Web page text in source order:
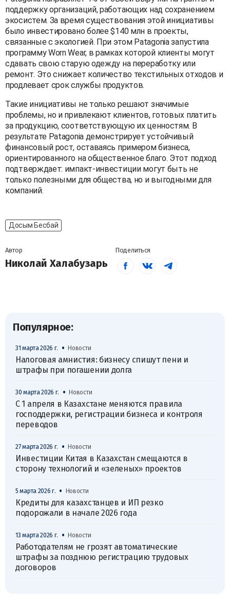
поддержку организаций, работающих над сохранением
экосистем. За время существования этой инициативы
было инвестировано более $140 млн в проекты,
связанные с экологией. При этом Patagonia запустила
программу Worn Wear, в рамках которой клиенты могут
сдавать свою старую одежду на переработку или
ремонт. Это снижает количество текстильных отходов и
продлевает срок службы продуктов.
Такие инициативы не только решают значимые
проблемы, но и привлекают клиентов, готовых платить
за продукцию, соответствующую их ценностям. В
результате Patagonia демонстрирует устойчивый
финансовый рост, оставаясь примером бизнеса,
ориентированного на общественное благо. Этот подход
подтверждает: импакт-инвестиции могут быть не
только полезными для общества, но и выгодными для
компаний.
Досым Бесбай
Автор
Николай Халабузарь
Поделиться
Популярное:
31 марта 2026 г. • Новости
Налоговая амнистия: бизнесу спишут пени и
штрафы при погашении долга
30 марта 2026 г. • Новости
С 1 апреля в Казахстане меняются правила
господдержки, регистрации бизнеса и контроля
переводов
27 марта 2026 г. • Новости
Инвестиции Китая в Казахстан смещаются в
сторону технологий и «зеленых» проектов
5 марта 2026 г. • Новости
Кредиты для казахстанцев и ИП резко
подорожали в начале 2026 года
13 марта 2026 г. • Новости
Работодателям не грозят автоматические
штрафы за позднюю регистрацию трудовых
договоров